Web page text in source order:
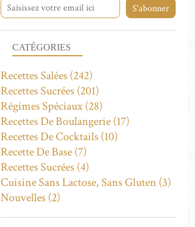
RECETTES SALÉES
CATÉGORIES
Recettes Salées(242)
Recettes Sucrées(201)
Régimes Spéciaux(28)
Recettes De Boulangerie(17)
Recettes De Cocktails(10)
Recette De Base(7)
Recettes Sucrées(4)
Cuisine Sans Lactose, Sans Gluten (3)
Nouvelles(2)